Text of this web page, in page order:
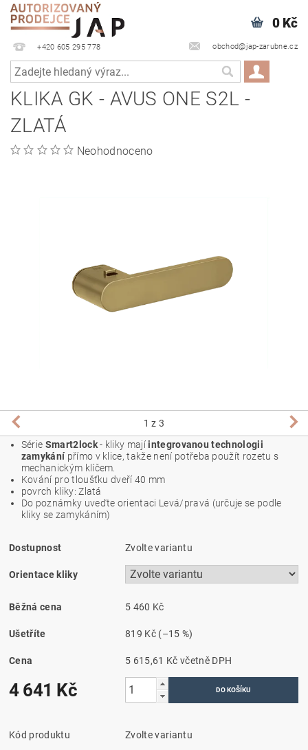
+420 605 295 778 obchod@jap-zarubne.cz
0 Kč
KLIKA GK - AVUS ONE S2L -
ZLATÁ
Neohodnoceno
1 z 3
Série Smart2lock- kliky majíintegrovanou technologii
zamykání přímo v klice, takže není potřeba použít rozetu s
mechanickým klíčem.
Kování pro tloušťku dveří 40 mm
povrch kliky: Zlatá
Do poznámky uveďte orientaci Levá/pravá (určuje se podle
kliky se zamykáním)
Dostupnost Zvolte variantu
Orientace kliky
Běžná cena 5 460 Kč
Ušetříte 819 Kč (–15 %)
Cena 5 615,61 Kč včetně DPH
4 641 Kč
Kód produktu Zvolte variantu